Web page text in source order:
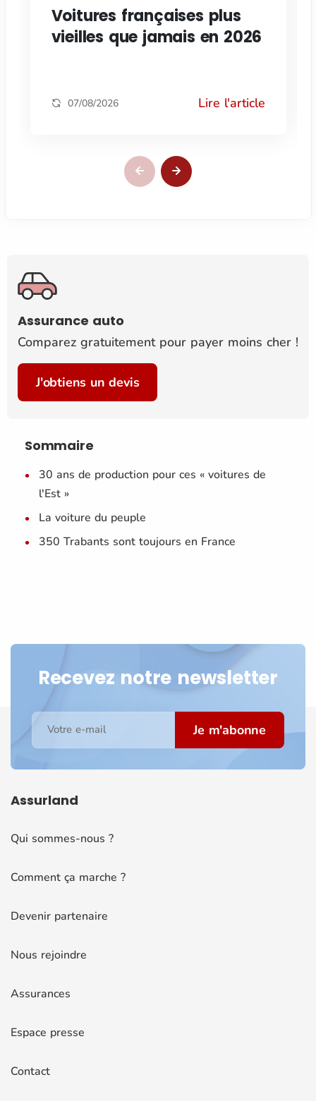
Voitures françaises plus
vieilles que jamais en 2026
07/08/2026 Lire l'article
Assurance auto
Comparez gratuitement pour payer moins cher !
J'obtiens un devis
Sommaire
30 ans de production pour ces « voitures de
l'Est »
La voiture du peuple
350 Trabants sont toujours en France
Recevez notre newsletter
Votre e-mail Je m'abonne
Assurland
Qui sommes-nous ?
Comment ça marche ?
Devenir partenaire
Nous rejoindre
Assurances
Espace presse
Contact